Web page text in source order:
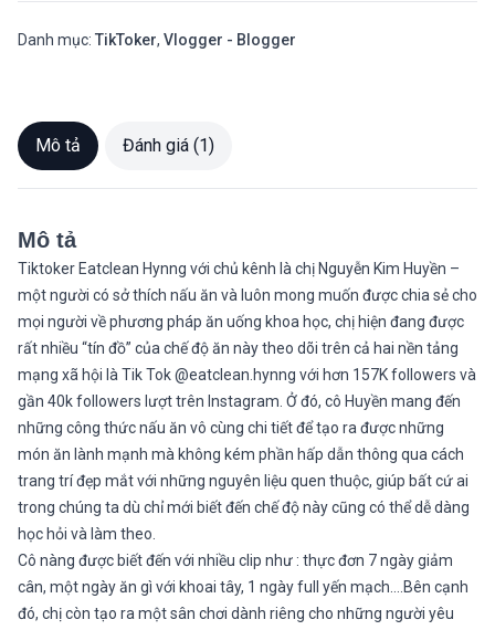
Danh mục: TikToker, Vlogger - Blogger
Mô tả Đánh giá (1)
Mô tả
Tiktoker Eatclean Hynng với chủ kênh là chị Nguyễn Kim Huyền –
một người có sở thích nấu ăn và luôn mong muốn được chia sẻ cho
mọi người về phương pháp ăn uống khoa học, chị hiện đang được
rất nhiều “tín đồ” của chế độ ăn này theo dõi trên cả hai nền tảng
mạng xã hội là Tik Tok @eatclean.hynng với hơn 157K followers và
gần 40k followers lượt trên Instagram. Ở đó, cô Huyền mang đến
những công thức nấu ăn vô cùng chi tiết để tạo ra được những
món ăn lành mạnh mà không kém phần hấp dẫn thông qua cách
trang trí đẹp mắt với những nguyên liệu quen thuộc, giúp bất cứ ai
trong chúng ta dù chỉ mới biết đến chế độ này cũng có thể dễ dàng
học hỏi và làm theo.
Cô nàng được biết đến với nhiều clip như : thực đơn 7 ngày giảm
cân, một ngày ăn gì với khoai tây, 1 ngày full yến mạch….Bên cạnh
đó, chị còn tạo ra một sân chơi dành riêng cho những người yêu